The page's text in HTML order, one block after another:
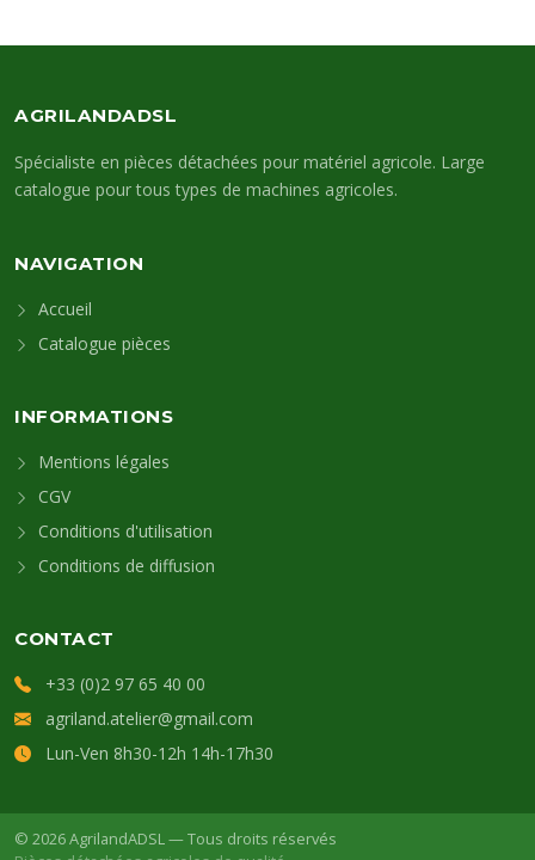
AGRILANDADSL
Spécialiste en pièces détachées pour matériel agricole. Large
catalogue pour tous types de machines agricoles.
NAVIGATION
Accueil
Catalogue pièces
INFORMATIONS
Mentions légales
CGV
Conditions d'utilisation
Conditions de diffusion
CONTACT
+33 (0)2 97 65 40 00
agriland.atelier@gmail.com
Lun-Ven 8h30-12h 14h-17h30
© 2026 AgrilandADSL — Tous droits réservés